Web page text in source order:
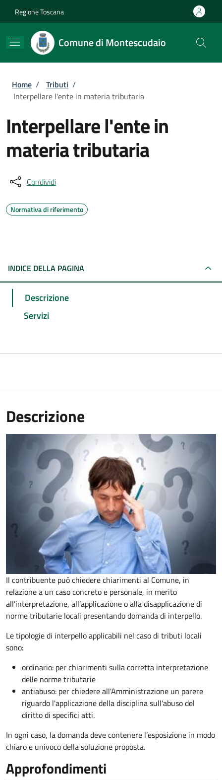
Regione Toscana
Comune di Montescudaio
Briciole di pane
Home / Tributi /
Interpellare l'ente in materia tributaria
Interpellare l'ente in
materia tributaria
Condividi
Normativa di riferimento
INDICE DELLA PAGINA
Descrizione
Servizi
Descrizione
Il contribuente può chiedere chiarimenti al Comune, in
relazione a un caso concreto e personale, in merito
all'interpretazione, all’applicazione o alla disapplicazione di
norme tributarie locali presentando domanda di interpello.
Le tipologie di interpello applicabili nel caso di tributi locali
sono:
ordinario: per chiarimenti sulla corretta interpretazione
delle norme tributarie
antiabuso: per chiedere all'Amministrazione un parere
riguardo l'applicazione della disciplina sull'abuso del
diritto di specifici atti.
In ogni caso, la domanda deve contenere l’esposizione in modo
chiaro e univoco della soluzione proposta.
Approfondimenti